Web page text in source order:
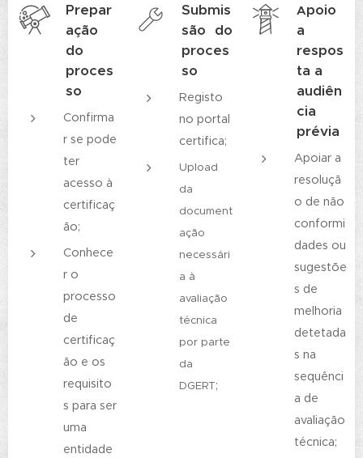
Prepar
ação
do
proces
so
Confirma
r se pode
ter
acesso à
certificaç
ão;
Conhece
r o
processo
de
certificaç
ão e os
requisito
s para ser
uma
entidade
Submis
são do
proces
so
Registo
no portal
certifica;
Upload
da
document
ação
necessári
a à
avaliação
técnica
por parte
da
DGERT;
Apoio
a
respos
ta a
audiên
cia
prévia
Apoiar a
resoluçã
o de não
conformi
dades ou
sugestõe
s de
melhoria
detetada
s na
sequênci
a de
avaliação
técnica;